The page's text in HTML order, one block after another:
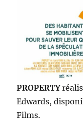
PROPERTY
Edwards,
Films.